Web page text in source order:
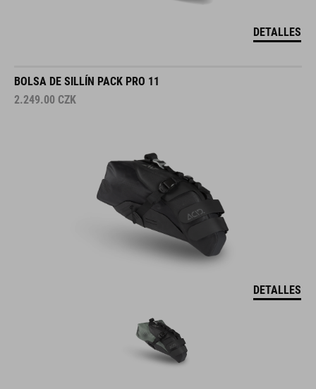
DETALLES
BOLSA DE SILLÍN PACK PRO 11
2.249.00 CZK
DETALLES